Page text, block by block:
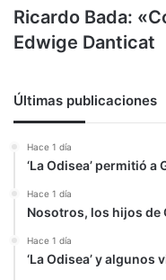
Ricardo Bada:
Edwige Danticat
Últimas publicaciones
Hace 1 día
‘La Odisea’ permitió
Hace 1 día
Nosotros, los hijos de
Hace 1 día
‘La Odisea’ y